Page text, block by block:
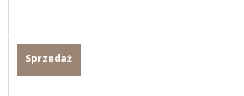
Sprzedaż